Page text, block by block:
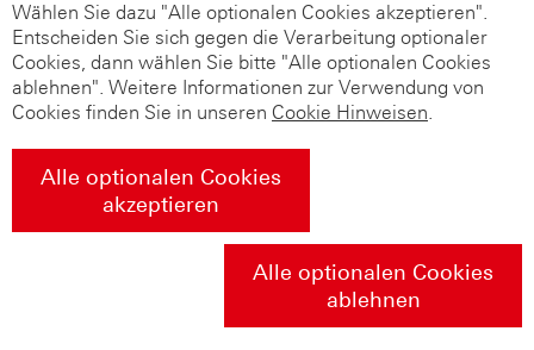
Wählen Sie dazu "Alle optionalen Cookies akzeptieren".
Entscheiden Sie sich gegen die Verarbeitung optionaler
Cookies, dann wählen Sie bitte "Alle optionalen Cookies
ablehnen". Weitere Informationen zur Verwendung von
Cookies finden Sie in unseren Cookie Hinweisen.
Alle optionalen Cookies
akzeptieren
Alle optionalen Cookies
ablehnen